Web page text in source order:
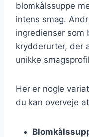
blomkålssuppe
intens smag.
ingredienser som
krydderurter, der
unikke
Her er nogle
du kan overveje